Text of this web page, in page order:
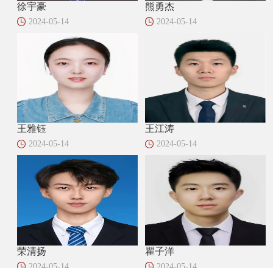
徐宇豪
2024-05-14
熊勇杰
2024-05-14
王雅钰
2024-05-14
王江涛
2024-05-14
荣清扬
2024-05-14
瞿子洋
2024-05-14